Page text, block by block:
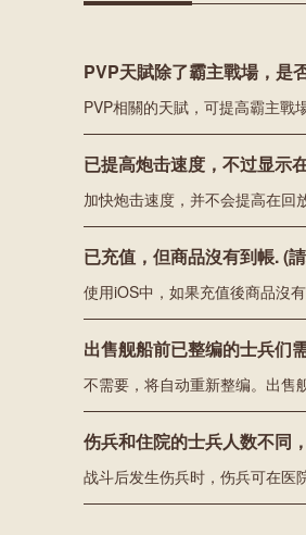
PVP天賦除了霸主戰場，是
PVP相關的天賦，可提高霸主戰
已提高炮击速度，不过显示
加快炮击速度，并不会提高在回
已充值，但商品沒有到帳. (
出售舰船前已整编的士兵们
伤兵和住院的士兵人数不同